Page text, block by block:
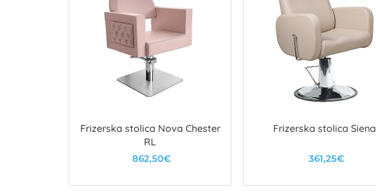
Frizerska stolica Nova Chester
RL
862,50€
U košaricu
Frizerska stolica Siena
361,25€
U košaricu